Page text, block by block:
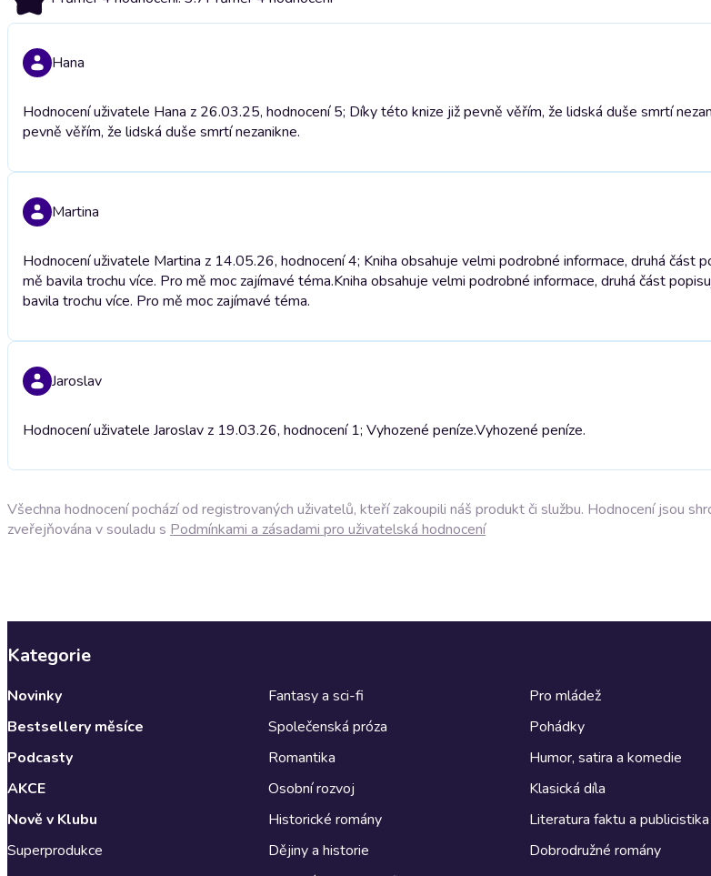
Hana
Hodnocení uživatele Hana z 26.03.25, hodnocení 5; Díky této knize již pevně věřím, že lidská duše smrtí
pevně věřím, že lidská duše smrtí nezanikne.
Martina
Hodnocení uživatele Martina z 14.05.26, hodnocení 4; Kniha obsahuje velmi podrobné informace, druhá část
mě bavila trochu více. Pro mě moc zajímavé téma.Kniha obsahuje velmi podrobné informace, druhá část
bavila trochu více. Pro mě moc zajímavé téma.
Jaroslav
Hodnocení uživatele Jaroslav z 19.03.26, hodnocení 1; Vyhozené peníze.Vyhozené peníze.
Všechna hodnocení pochází od registrovaných uživatelů, kteří zakoupili náš produkt či službu. Hodnocení jsou
zveřejňována v souladu s Podmínkami a zásadami pro uživatelská hodnocení
Kategorie
Novinky
Bestsellery měsíce
Podcasty
AKCE
Nově v Klubu
Superprodukce
Fantasy a sci-fi
Společenská próza
Romantika
Osobní rozvoj
Historické romány
Dějiny a historie
Pro mládež
Pohádky
Humor, satira a komedie
Klasická díla
Literatura faktu a publicistika
Dobrodružné romány